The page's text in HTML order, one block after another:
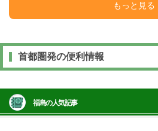
もっと見る
首都圏発の便利情報
福島の人気記事